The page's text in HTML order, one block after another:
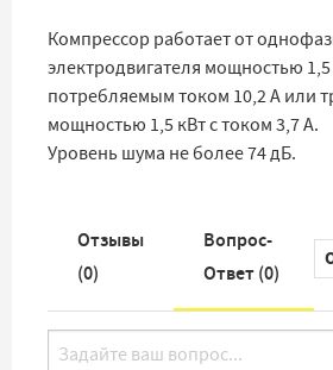
Компрессор работает от
электродвигателя мощностью 1,5
потребляемым током 10,2 А или
мощностью 1,5 кВт с током 3,7 А.
Уровень шума не более 74 дБ.
Отзывы
(0)
Вопрос-
Ответ (0)